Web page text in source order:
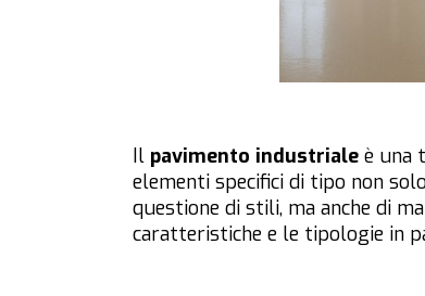
Il pavimento industriale è una
elementi specifici di tipo non
questione di stili, ma anche di
caratteristiche e le tipologie in